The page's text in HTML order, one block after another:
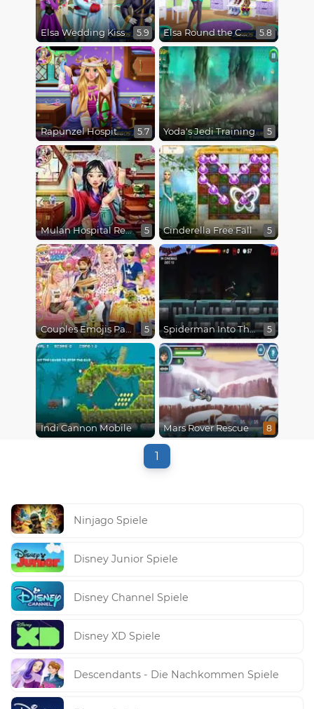
Elsa Wedding Kiss 5.9 Elsa Round the Clock Fashionista 5.8
Rapunzel Hospital Recovery 5.7 Yoda's Jedi Training 5
Mulan Hospital Recovery 5 Cinderella Free Fall 5
Couples Emojis Party 5 Spiderman Into The Spiderverse : Masked Missions 5
Indi Cannon Mobile Mars Rover Rescue 8
1
Ninjago Spiele
Disney Junior Spiele
Disney Channel Spiele
Disney XD Spiele
Descendants - Die Nachkommen Spiele